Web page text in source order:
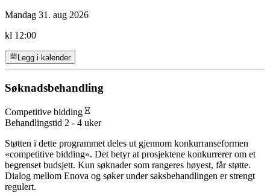
Mandag 31. aug 2026
kl 12:00
Legg i kalender
Søknadsbehandling
Competitive bidding
Behandlingstid 2 - 4 uker
Støtten i dette programmet deles ut gjennom konkurranseformen
«competitive bidding». Det betyr at prosjektene konkurrerer om et
begrenset budsjett. Kun søknader som rangeres høyest, får støtte.
Dialog mellom Enova og søker under saksbehandlingen er strengt
regulert.